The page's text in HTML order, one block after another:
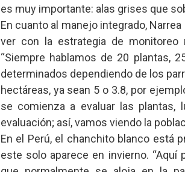
es muy importante: alas grises que
En cuanto al manejo integrado,
ver con la estrategia de
“Siempre hablamos de 20 plantas,
determinados dependiendo de los
hectáreas, ya sean 5 o 3.8, por
se comienza a evaluar las plantas,
evaluación; así, vamos viendo la
En el Perú, el chanchito blanco está
este solo aparece en invierno. “Aquí